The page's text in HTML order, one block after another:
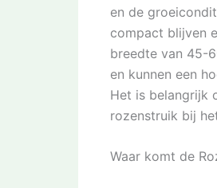
en de
compact blijven
breedte van 45-
en kunnen een
Het is belangrijk
rozenstruik bij
Waar komt de